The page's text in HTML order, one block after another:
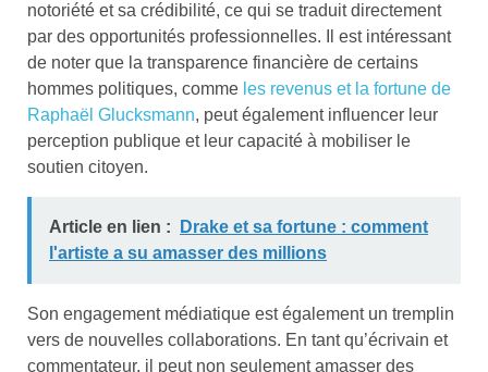
notoriété et sa crédibilité, ce qui se traduit directement
par des opportunités professionnelles. Il est intéressant
de noter que la transparence financière de certains
hommes politiques, comme les revenus et la fortune de
Raphaël Glucksmann, peut également influencer leur
perception publique et leur capacité à mobiliser le
soutien citoyen.
Article en lien :
Drake et sa fortune : comment
l'artiste a su amasser des millions
Son engagement médiatique est également un tremplin
vers de nouvelles collaborations. En tant qu’écrivain et
commentateur, il peut non seulement amasser des